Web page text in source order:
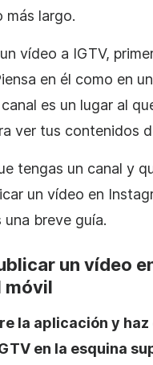
más largo.
vídeo a IGTV,
en él como en
es un lugar al
ver tus contenidos
tengas un canal y
un vídeo en
una breve guía.
un vídeo
móvil
la aplicación y
en la esquina